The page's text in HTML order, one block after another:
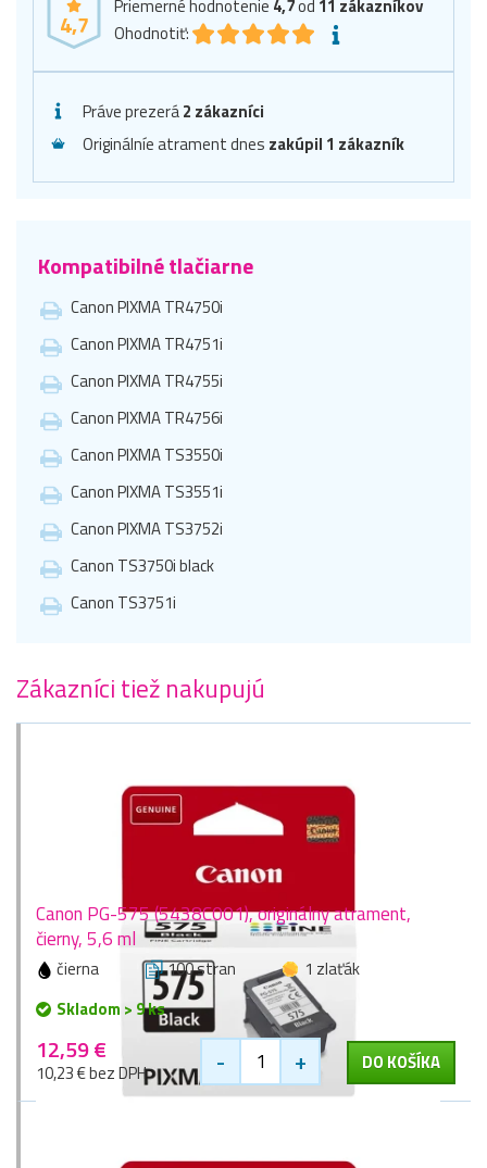
4,7
Priemerné hodnotenie 4,7od 11 zákazníkov
Ohodnotiť:
Práve prezerá2 zákazníci
Originálníe atrament dnes zakúpil 1 zákazník
Kompatibilné tlačiarne
Canon PIXMA TR4750i
Canon PIXMA TR4751i
Canon PIXMA TR4755i
Canon PIXMA TR4756i
Canon PIXMA TS3550i
Canon PIXMA TS3551i
Canon PIXMA TS3752i
Canon TS3750i black
Canon TS3751i
Zákazníci tiež nakupujú
Canon PG-575 (5438C001), originálny atrament,
čierny, 5,6 ml
čierna 100 stran
1 zlaťák
Skladom > 9 ks
12,59 €
10,23 € bez DPH - + DO KOŠÍKA